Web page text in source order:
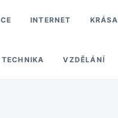
INTERNET KRÁSA
TECHNIKA VZDĚLÁNÍ